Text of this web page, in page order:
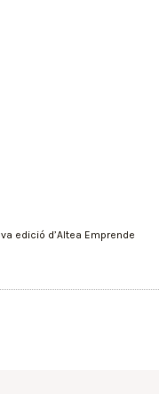
edició d’Altea Emprende